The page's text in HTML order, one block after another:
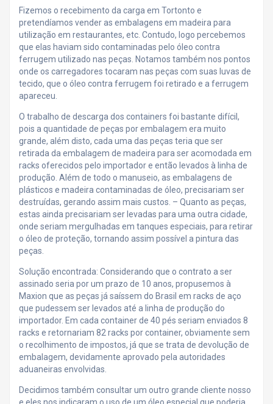
Fizemos o recebimento da carga em Tortonto e
pretendíamos vender as embalagens em madeira para
utilização em restaurantes, etc. Contudo, logo percebemos
que elas haviam sido contaminadas pelo óleo contra
ferrugem utilizado nas peças. Notamos também nos pontos
onde os carregadores tocaram nas peças com suas luvas de
tecido, que o óleo contra ferrugem foi retirado e a ferrugem
apareceu.
O trabalho de descarga dos containers foi bastante difícil,
pois a quantidade de peças por embalagem era muito
grande, além disto, cada uma das peças teria que ser
retirada da embalagem de madeira para ser acomodada em
racks oferecidos pelo importador e então levados à linha de
produção. Além de todo o manuseio, as embalagens de
plásticos e madeira contaminadas de óleo, precisariam ser
destruídas, gerando assim mais custos. – Quanto as peças,
estas ainda precisariam ser levadas para uma outra cidade,
onde seriam mergulhadas em tanques especiais, para retirar
o óleo de proteção, tornando assim possível a pintura das
peças.
Solução encontrada: Considerando que o contrato a ser
assinado seria por um prazo de 10 anos, propusemos à
Maxion que as peças já saíssem do Brasil em racks de aço
que pudessem ser levados até a linha de produção do
importador. Em cada container de 40 pés seriam enviados 8
racks e retornariam 82 racks por container, obviamente sem
o recolhimento de impostos, já que se trata de devolução de
embalagem, devidamente aprovado pela autoridades
aduaneiras envolvidas.
Decidimos também consultar um outro grande cliente nosso